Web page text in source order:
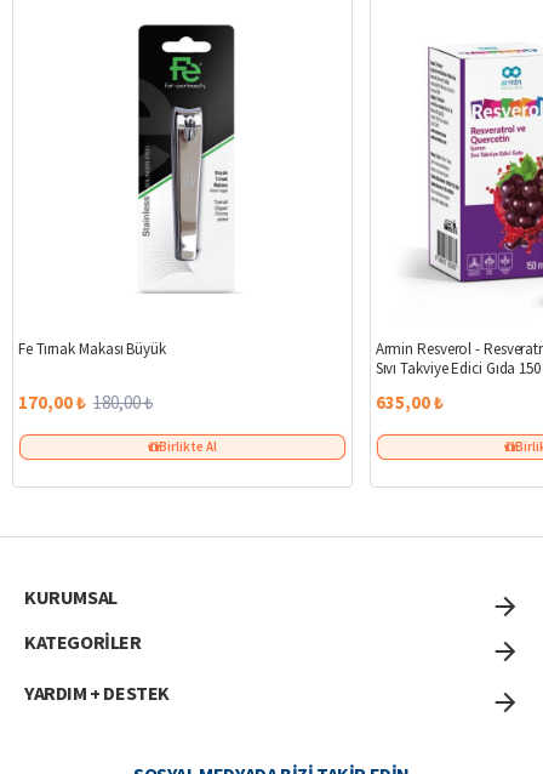
Fe Tırnak Makası Büyük
170,00 ₺ 180,00 ₺
Birlikte Al
Armin Resverol -
Sıvı Takviye Edici Gıda
635,00 ₺
KURUMSAL
KATEGORİLER
YARDIM + DESTEK